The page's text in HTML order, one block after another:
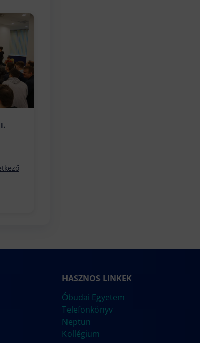
HASZNOS LINKEK
Óbudai Egyetem
Telefonkönyv
Neptun
Kollégium